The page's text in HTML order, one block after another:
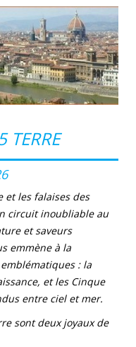
TERRE
et les falaises des
circuit inoubliable au
et saveurs
emmène à la
: la
et les Cinque
entre ciel et mer.
sont deux joyaux de